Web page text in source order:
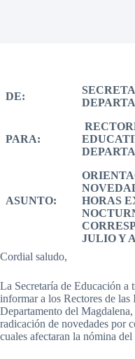
DE:
PARA:
ASUNTO:
HORAS
JULIO Y
Cordial saludo,
La Secretaría de Educación a
informar a los Rectores de
Departamento del
radicación de novedades por
cuales afectaran la nómina